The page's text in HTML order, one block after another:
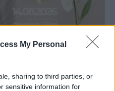
My Personal
sharing to third parties, or
sensitive information for
με μεγάλο